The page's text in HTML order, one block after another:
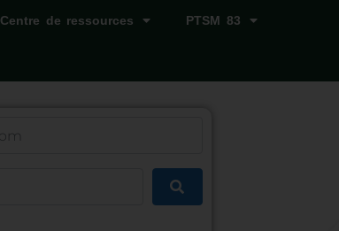
Centre de ressources PTSM 83